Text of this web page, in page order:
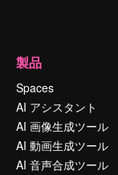
製品
Spaces
AI アシスタント
AI 画像生成ツール
AI 動画生成ツール
AI 音声合成ツール